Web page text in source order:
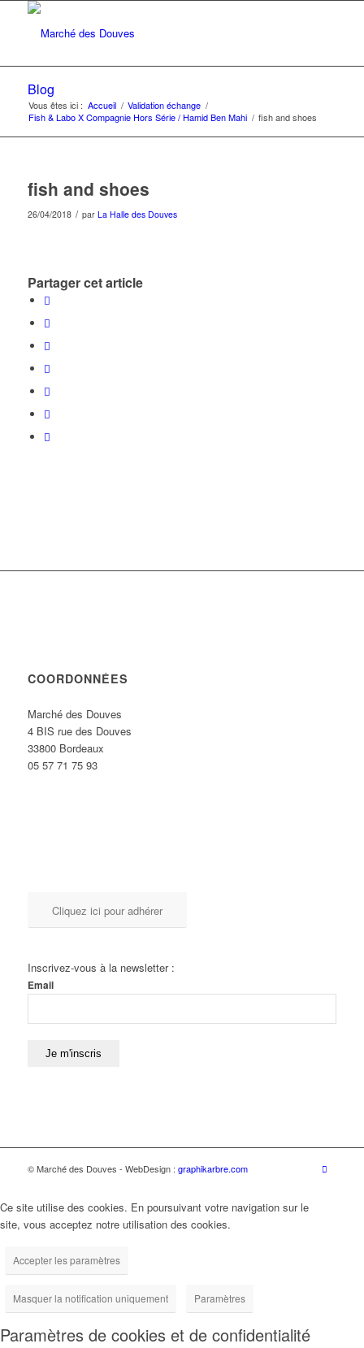
Blog
Vous êtes ici : Accueil / Validation échange /
Fish & Labo X Compagnie Hors Série / Hamid Ben Mahi / fish and shoes
fish and shoes
26/04/2018 / par La Halle des Douves
Partager cet article
COORDONNÉES
Marché des Douves
4 BIS rue des Douves
33800 Bordeaux
05 57 71 75 93
Cliquez ici pour adhérer
Inscrivez-vous à la newsletter :
Email
© Marché des Douves - WebDesign : graphikarbre.com
Ce site utilise des cookies. En poursuivant votre navigation sur le
site, vous acceptez notre utilisation des cookies.
Accepter les paramètres
Masquer la notification uniquement Paramètres
Paramètres de cookies et de confidentialité